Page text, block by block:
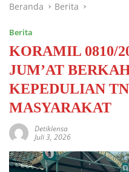
Beranda Berita
Berita
KORAMIL 0810/
JUM’AT
KEPEDULIAN
MASYARAKAT
Detiklensa
Juli 3, 2026